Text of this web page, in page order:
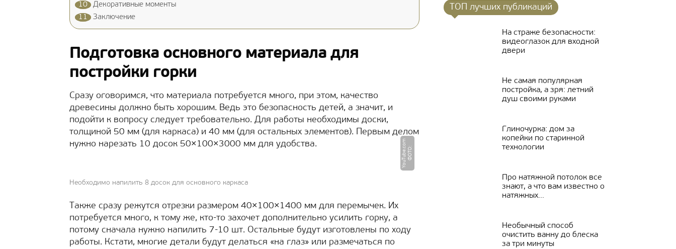
10
Декоративные моменты
11
Заключение
Подготовка основного материала для
постройки горки
Сразу оговоримся, что материала потребуется много, при этом, качество
древесины должно быть хорошим. Ведь это безопасность детей, а значит, и
подойти к вопросу следует требовательно. Для работы необходимы доски,
толщиной 50 мм (для каркаса) и 40 мм (для остальных элементов). Первым делом
нужно нарезать 10 досок 50×100×3000 мм для удобства.
Ф
О
Т
О
:
Y
o
u
T
u
b
e.
c
o
m
Необходимо напилить 8 досок для основного каркаса
Также сразу режутся отрезки размером 40×100×1400 мм для перемычек. Их
потребуется много, к тому же, кто-то захочет дополнительно усилить горку, а
потому сначала нужно напилить 7-10 шт. Остальные будут изготовлены по ходу
работы. Кстати, многие детали будут делаться «на глаз» или размечаться по
ТОП лучших публикаций
На страже безопасности:
видеоглазок для входной
двери
Не самая популярная
постройка, а зря: летний
душ своими руками
Глиночурка: дом за
копейки по старинной
технологии
Про натяжной потолок все
знают, а что вам известно о
натяжных...
Необычный способ
очистить ванну до блеска
за три минуты